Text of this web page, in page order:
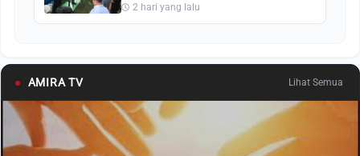
2 hari yang lalu
● AMIRA TV Lihat Semua